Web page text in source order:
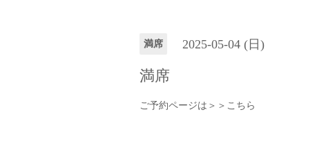
満席 2025-05-04 (日)
満席
ご予約ページは＞＞ こちら